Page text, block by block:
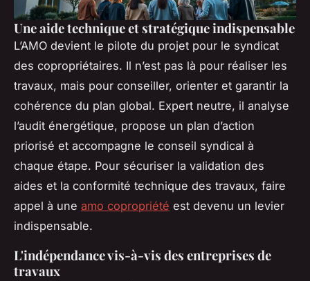
Une aide technique et stratégique indispensable
L’AMO devient le pilote du projet pour le syndicat
des copropriétaires. Il n’est pas là pour réaliser les
travaux, mais pour conseiller, orienter et garantir la
cohérence du plan global. Expert neutre, il analyse
l’audit énergétique, propose un plan d’action
priorisé et accompagne le conseil syndical à
chaque étape. Pour sécuriser la validation des
aides et la conformité technique des travaux, faire
appel à une amo copropriété est devenu un levier
indispensable.
L'indépendance vis-à-vis des entreprises de
travaux